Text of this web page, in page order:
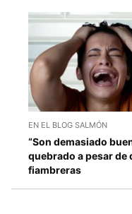
EN EL BLOG SALMÓN
“Son demasiado
quebrado a pesar de
fiambreras